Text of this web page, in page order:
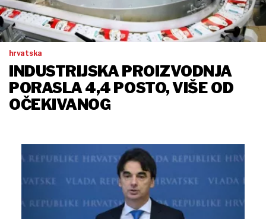
hrvatska
INDUSTRIJSKA PROIZVODNJA
PORASLA 4,4 POSTO, VIŠE OD
OČEKIVANOG